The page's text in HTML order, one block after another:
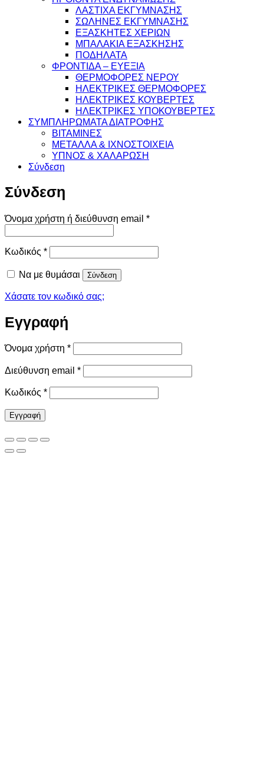
ΛΑΣΤΙΧΑ ΕΚΓΥΜΝΑΣΗΣ
ΣΩΛΗΝΕΣ ΕΚΓΥΜΝΑΣΗΣ
ΕΞΑΣΚΗΤΕΣ ΧΕΡΙΩΝ
ΜΠΑΛΑΚΙΑ ΕΞΑΣΚΗΣΗΣ
ΠΟΔΗΛΑΤΑ
ΦΡΟΝΤΙΔΑ – ΕΥΕΞΙΑ
ΘΕΡΜΟΦΟΡΕΣ ΝΕΡΟΥ
ΗΛΕΚΤΡΙΚΕΣ ΘΕΡΜΟΦΟΡΕΣ
ΗΛΕΚΤΡΙΚΕΣ ΚΟΥΒΕΡΤΕΣ
ΗΛΕΚΤΡΙΚΕΣ ΥΠΟΚΟΥΒΕΡΤΕΣ
ΣΥΜΠΛΗΡΩΜΑΤΑ ΔΙΑΤΡΟΦΗΣ
ΒΙΤΑΜΙΝΕΣ
ΜΕΤΑΛΛΑ & ΙΧΝΟΣΤΟΙΧΕΙΑ
ΥΠΝΟΣ & ΧΑΛΑΡΩΣΗ
Σύνδεση
Σύνδεση
Όνομα χρήστη ή διεύθυνση email *Απαιτείται
Κωδικός *Απαιτείται
Να με θυμάσαι Σύνδεση
Χάσατε τον κωδικό σας;
Εγγραφή
Όνομα χρήστη *Απαιτείται
Διεύθυνση email *Απαιτείται
Κωδικός *Απαιτείται
Εγγραφή